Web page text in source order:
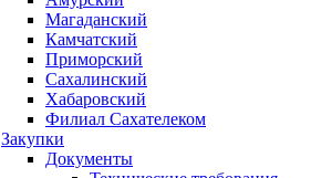
Магаданский
Камчатский
Приморский
Сахалинский
Хабаровский
Филиал Сахателеком
Закупки
Документы